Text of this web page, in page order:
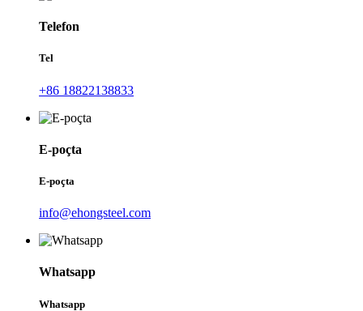
Telefon
Tel
+86 18822138833
E-poçta
E-poçta
info@ehongsteel.com
Whatsapp
Whatsapp